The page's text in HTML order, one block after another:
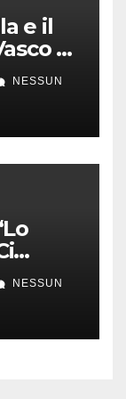
e il
a
NESSUN
NESSUN